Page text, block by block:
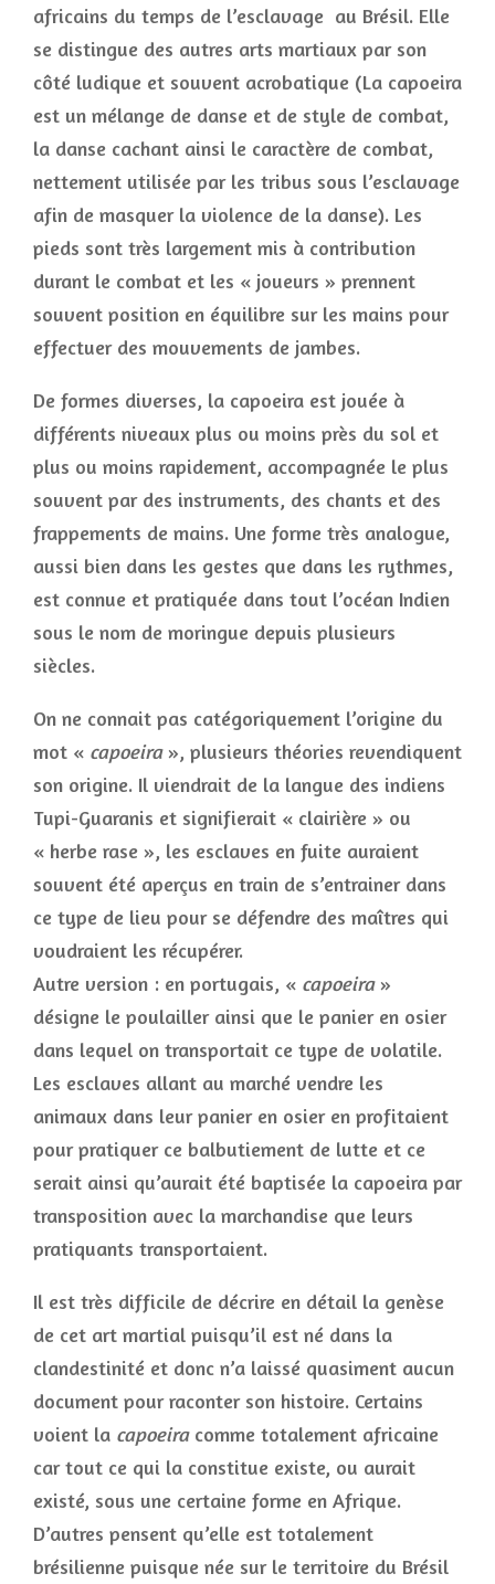
africains du temps de l’esclavage au Brésil. Elle
se distingue des autres arts martiaux par son
côté ludique et souvent acrobatique (La capoeira
est un mélange de danse et de style de combat,
la danse cachant ainsi le caractère de combat,
nettement utilisée par les tribus sous l’esclavage
afin de masquer la violence de la danse). Les
pieds sont très largement mis à contribution
durant le combat et les « joueurs » prennent
souvent position en équilibre sur les mains pour
effectuer des mouvements de jambes.
De formes diverses, la capoeira est jouée à
différents niveaux plus ou moins près du sol et
plus ou moins rapidement, accompagnée le plus
souvent par des instruments, des chants et des
frappements de mains. Une forme très analogue,
aussi bien dans les gestes que dans les rythmes,
est connue et pratiquée dans tout l’océan Indien
sous le nom de moringue depuis plusieurs
siècles.
On ne connait pas catégoriquement l’origine du
mot « capoeira», plusieurs théories revendiquent
son origine. Il viendrait de la langue des indiens
Tupi-Guaranis et signifierait « clairière » ou
« herbe rase », les esclaves en fuite auraient
souvent été aperçus en train de s’entrainer dans
ce type de lieu pour se défendre des maîtres qui
voudraient les récupérer.
Autre version : en portugais, « capoeira»
désigne le poulailler ainsi que le panier en osier
dans lequel on transportait ce type de volatile.
Les esclaves allant au marché vendre les
animaux dans leur panier en osier en profitaient
pour pratiquer ce balbutiement de lutte et ce
serait ainsi qu’aurait été baptisée la capoeira par
transposition avec la marchandise que leurs
pratiquants transportaient.
Il est très difficile de décrire en détail la genèse
de cet art martial puisqu’il est né dans la
clandestinité et donc n’a laissé quasiment aucun
document pour raconter son histoire. Certains
voient la capoeiracomme totalement africaine
car tout ce qui la constitue existe, ou aurait
existé, sous une certaine forme en Afrique.
D’autres pensent qu’elle est totalement
brésilienne puisque née sur le territoire du Brésil